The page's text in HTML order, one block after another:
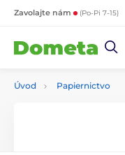
Zavolajte nám (Po-Pi 7-15)
Úvod Papiernictvo